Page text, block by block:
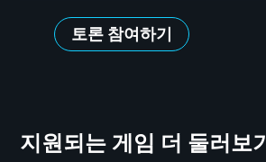
토론 참여하기
지원되는 게임 더 둘러보기